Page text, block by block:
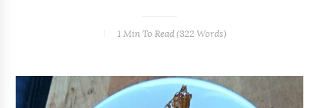
1 MinTo Read (322 Words)